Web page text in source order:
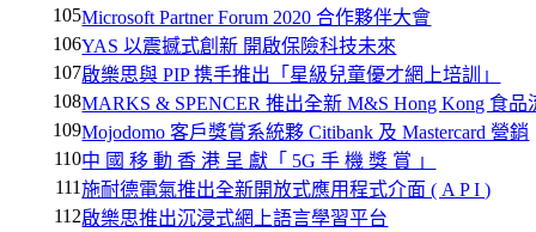
105Microsoft Partner Forum 2020 合作夥伴大會
106YAS 以震撼式創新 開啟保險科技未來
107啟樂思與 PIP 携手推出「星級兒童優才網上培訓」
108MARKS & SPENCER 推出全新 M&S Hong Kong 食
109Mojodomo 客戶獎賞系統夥 Citibank 及 Mastercard 營銷
110中 國 移 動 香 港 呈 獻「 5G 手 機 獎 賞 」
111施耐德電氣推出全新開放式應用程式介面 ( A P I )
112啟樂思推出沉浸式網上語言學習平台